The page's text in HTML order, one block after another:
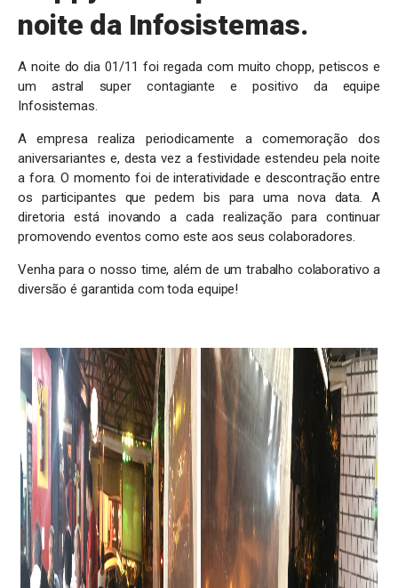
noite da Infosistemas.
A noite do dia 01/11 foi regada com muito chopp, petiscos e
um astral super contagiante e positivo da equipe
Infosistemas.
A empresa realiza periodicamente a comemoração dos
aniversariantes e, desta vez a festividade estendeu pela noite
a fora. O momento foi de interatividade e descontração entre
os participantes que pedem bis para uma nova data. A
diretoria está inovando a cada realização para continuar
promovendo eventos como este aos seus colaboradores.
Venha para o nosso time, além de um trabalho colaborativo a
diversão é garantida com toda equipe!